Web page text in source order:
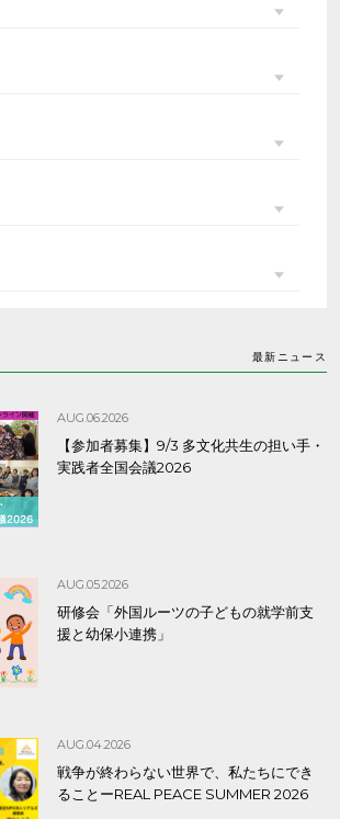
最新ニュース
AUG.06.2026
【参加者募集】9/3 多文化共生の担い手・
実践者全国会議2026
AUG.05.2026
研修会「外国ルーツの子どもの就学前支
援と幼保小連携」
AUG.04.2026
戦争が終わらない世界で、私たちにでき
ることーREAL PEACE SUMMER 2026